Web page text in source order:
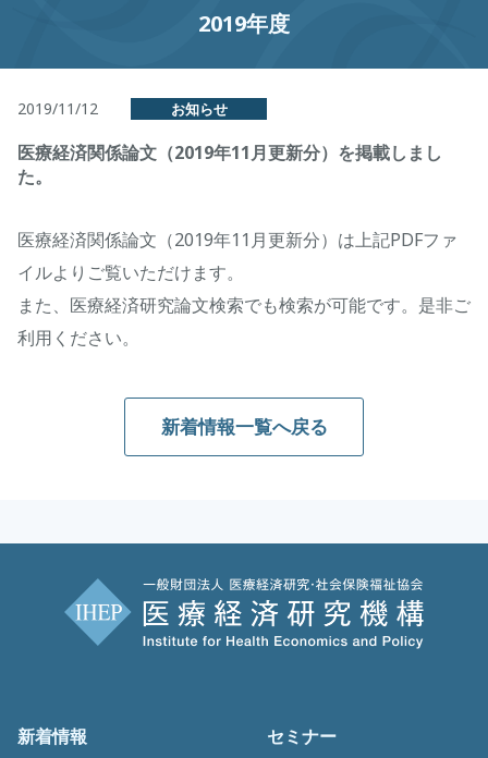
2019年度
2019/11/12 お知らせ
医療経済関係論文（2019年11月更新分）を掲載しまし
た。
医療経済関係論文（2019年11月更新分）は上記PDFファ
イルよりご覧いただけます。
また、医療経済研究論文検索でも検索が可能です。是非ご
利用ください。
新着情報一覧へ戻る
新着情報
セミナー